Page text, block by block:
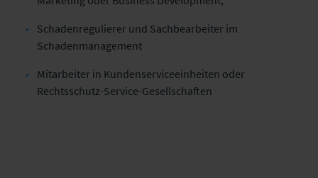
Schadenregulierer und Sachbearbeiter im
Schadenmanagement
Mitarbeiter in Kundenserviceeinheiten oder
Rechtsschutz-Service-Gesellschaften